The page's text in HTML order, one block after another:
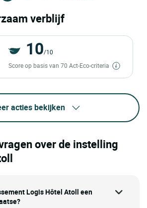
verblijf
10/10
Score op basis van 70 Act-Eco-criteria
acties bekijken
over de instelling
Logis Hôtel Atoll een